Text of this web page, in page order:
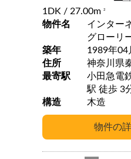
1DK / 27.00m 2
物件名
インター
グローリ
築年
1989年04
住所
神奈川県
最寄駅
小田急電
駅 徒歩
構造
木造